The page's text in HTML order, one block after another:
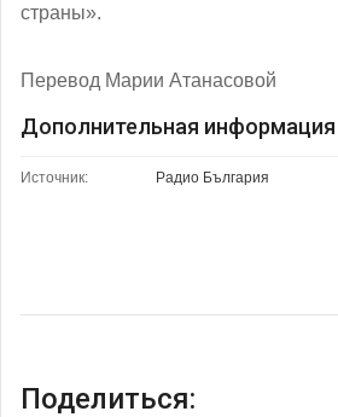
страны».
Перевод Марии Атанасовой
Дополнительная информация
Источник: Радио България
Поделиться: